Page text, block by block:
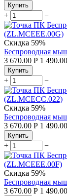
Купить
+ −
Скидка 59%
Беспроводная
3 670.00 Р 1 490.00
Купить
+ −
Скидка 59%
Беспроводная
3 670.00 Р 1 490.00
Купить
+ −
Скидка 59%
Беспроводная
3 670.00 Р 1 490.00